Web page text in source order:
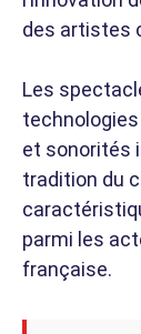
des artistes
Les
et sonorités
tradition du
parmi les
française.